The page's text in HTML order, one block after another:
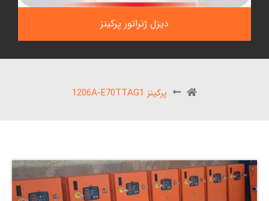
دیزل ژنراتور پرکینز
پرکینز 1206A-E70TTAG1